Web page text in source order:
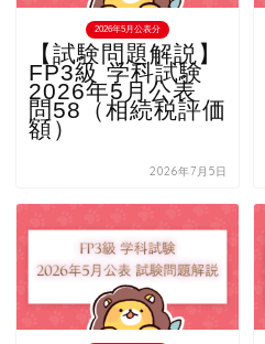
2026年5月公表分
【試験問題解説】
FP3級 学科試験
2026年5月公表
問58（相続税評価
額）
2026年7月5日